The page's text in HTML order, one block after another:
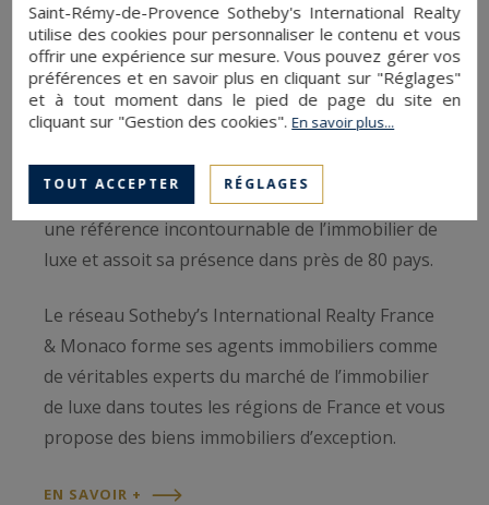
la principauté de Monaco. Il propose une large
sélection de biens immobiliers de luxe : chalets à
la montagne, hôtels particuliers, domaine
viticole, villas et maisons d’exception en bords ou
encore penthouse et appartement haut de
gamme, le réseau Sotheby’s International Realty
France & Monaco est devenue au fil des année
une référence incontournable de l’immobilier de
luxe et assoit sa présence dans près de 80 pays.
Le réseau Sotheby’s International Realty France
& Monaco forme ses agents immobiliers comme
de véritables experts du marché de l’immobilier
de luxe dans toutes les régions de France et vous
propose des biens immobiliers d’exception.
EN SAVOIR +
Saint-Rémy-de-Provence Sotheby's International Realty
utilise des cookies pour personnaliser le contenu et vous
offrir une expérience sur mesure. Vous pouvez gérer vos
préférences et en savoir plus en cliquant sur "Réglages"
et à tout moment dans le pied de page du site en
cliquant sur "Gestion des cookies".En savoir plus...
TOUT ACCEPTER RÉGLAGES